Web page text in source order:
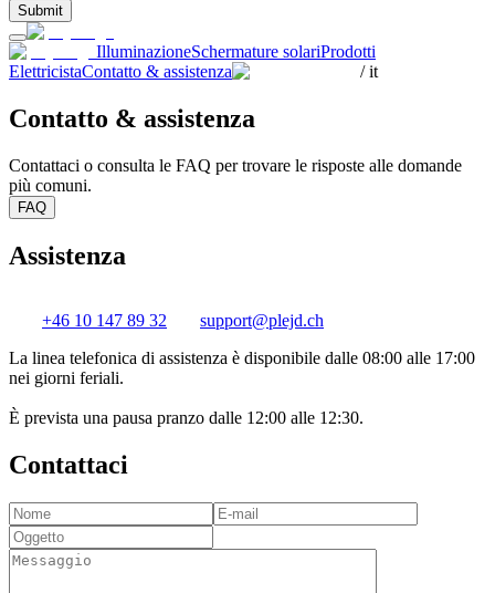
Submit
IlluminazioneSchermature solariProdotti
ElettricistaContatto & assistenza /it
Contatto & assistenza
Contattaci o consulta le FAQ per trovare le risposte alle domande
più comuni.
FAQ
Assistenza
+46 10 147 89 32
support@plejd.ch
La linea telefonica di assistenza è disponibile dalle 08:00 alle 17:00
nei giorni feriali.
È prevista una pausa pranzo dalle 12:00 alle 12:30.
Contattaci